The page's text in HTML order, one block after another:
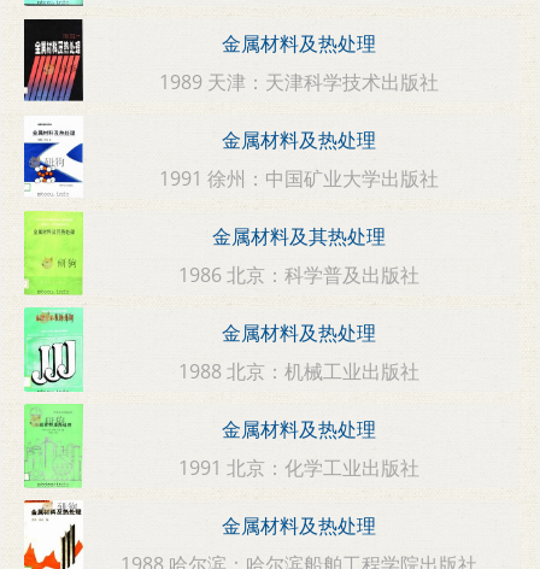
金属材料及热处理
1989 天津：天津科学技术出版社
金属材料及热处理
1991 徐州：中国矿业大学出版社
金属材料及其热处理
1986 北京：科学普及出版社
金属材料及热处理
1988 北京：机械工业出版社
金属材料及热处理
1991 北京：化学工业出版社
金属材料及热处理